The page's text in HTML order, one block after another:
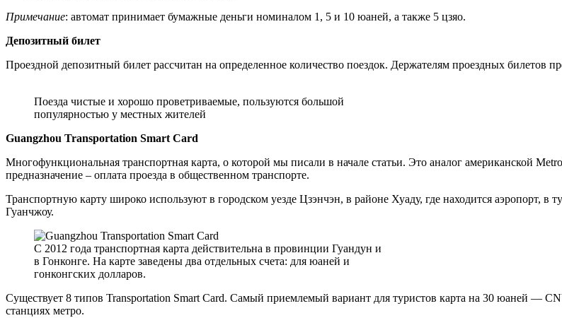
Примечание: автомат принимает бумажные деньги номиналом 1, 5 и 10 юаней, а также 5 цзяо.
Депозитный билет
Проездной депозитный билет рассчитан на определенное количество поездок. Держателям проездных билетов
Поезда чистые и хорошо проветриваемые, пользуются большой
популярностью у местных жителей
Guangzhou Transportation Smart Card
Многофункциональная транспортная карта, о которой мы писали в начале статьи. Это аналог американской
предназначение – оплата проезда в общественном транспорте.
Транспортную карту широко используют в городском уезде Цзэнчэн, в районе Хуаду, где находится аэропорт,
Гуанчжоу.
C 2012 года транспортная карта действительна в провинции Гуандун и
в Гонконге. На карте заведены два отдельных счета: для юаней и
гонконгских долларов.
Существует 8 типов Transportation Smart Card. Самый приемлемый вариант для туристов карта на 30 юаней —
станциях метро.